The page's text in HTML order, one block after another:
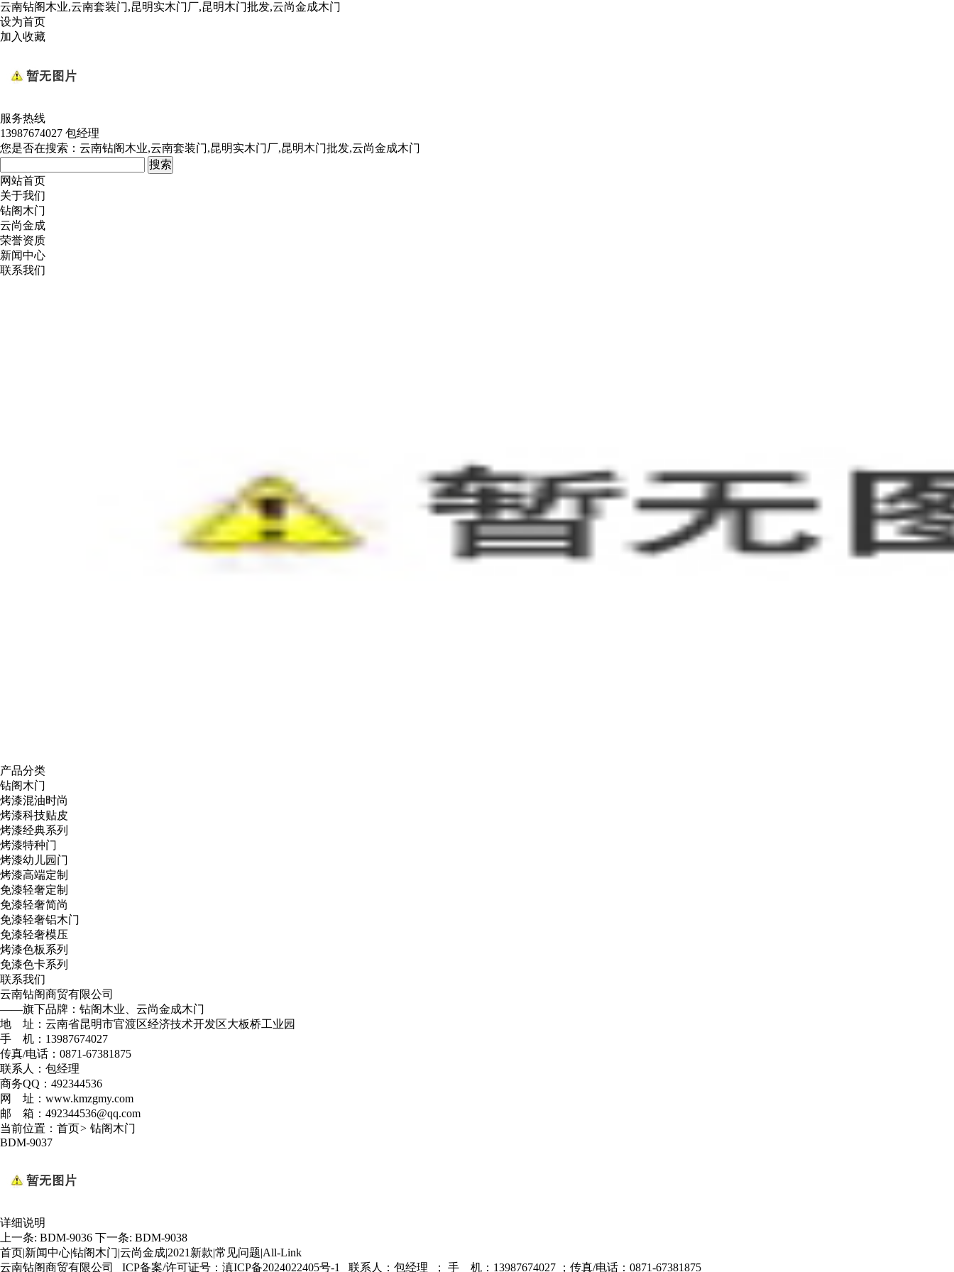
云南钻阁木业,云南套装门,昆明实木门厂,昆明木门批发,云尚金成木门
设为首页
加入收藏
服务热线
13987674027 包经理
您是否在搜索： 云南钻阁木业,云南套装门,昆明实木门厂,昆明木门批发,云尚金成木门
网站首页
关于我们
钻阁木门
云尚金成
荣誉资质
新闻中心
联系我们
产品分类
钻阁木门
烤漆混油时尚
烤漆科技贴皮
烤漆经典系列
烤漆特种门
烤漆幼儿园门
烤漆高端定制
免漆轻奢定制
免漆轻奢简尚
免漆轻奢铝木门
免漆轻奢模压
烤漆色板系列
免漆色卡系列
联系我们
云南钻阁商贸有限公司
——旗下品牌：钻阁木业、云尚金成木门
地 址：云南省昆明市官渡区经济技术开发区大板桥工业园
手 机：13987674027
传真/电话：0871-67381875
联系人：包经理
商务QQ：492344536
网 址：www.kmzgmy.com
邮 箱：492344536@qq.com
当前位置： 首页> 钻阁木门
BDM-9037
详细说明
上一条: BDM-9036 下一条: BDM-9038
首页|新闻中心|钻阁木门|云尚金成|2021新款|常见问题|All-Link
云南钻阁商贸有限公司 ICP备案/许可证号： 滇ICP备2024022405号-1 联系人：包经理 ； 手 机：13987674027 ； 传真/电话：0871-67381875